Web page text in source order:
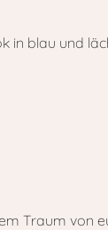
Traum von